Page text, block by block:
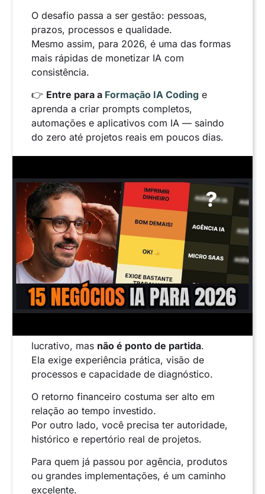
O desafio passa a ser gestão: pessoas,
prazos, processos e qualidade.
Mesmo assim, para 2026, é uma das formas
mais rápidas de monetizar IA com
consistência.
👉 Entre para a Formação IA Coding e
aprenda a criar prompts completos,
automações e aplicativos com IA — saindo
do zero até projetos reais em poucos dias.
Consultoria em IA
para empresas
lucrativo, mas não é ponto de partida.
Ela exige experiência prática, visão de
processos e capacidade de diagnóstico.
O retorno financeiro costuma ser alto em
relação ao tempo investido.
Por outro lado, você precisa ter autoridade,
histórico e repertório real de projetos.
Para quem já passou por agência, produtos
ou grandes implementações, é um caminho
excelente.